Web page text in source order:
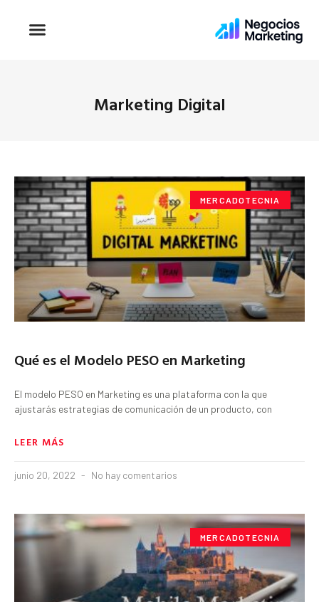
Marketing Digital
MERCADOTECNIA
Qué es el Modelo PESO en Marketing
El modelo PESO en Marketing es una plataforma con la que
ajustarás estrategias de comunicación de un producto, con
LEER MÁS
junio 20, 2022 No hay comentarios
MERCADOTECNIA